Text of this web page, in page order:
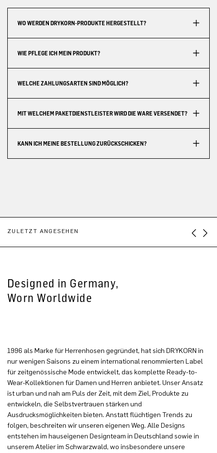
WO WERDEN DRYKORN-PRODUKTE HERGESTELLT?
WIE PFLEGE ICH MEIN PRODUKT?
WELCHE ZAHLUNGSARTEN SIND MÖGLICH?
MIT WELCHEM PAKETDIENSTLEISTER WIRD DIE WARE VERSENDET?
KANN ICH MEINE BESTELLUNG ZURÜCKSCHICKEN?
ZULETZT ANGESEHEN
Designed in Germany,
Worn Worldwide
1996 als Marke für Herrenhosen gegründet, hat sich DRYKORN in
nur wenigen Saisons zu einem international renommierten Label
für zeitgenössische Mode entwickelt, das komplette Ready-to-
Wear-Kollektionen für Damen und Herren anbietet. Unser Ansatz
ist urban und nah am Puls der Zeit, mit dem Ziel, Produkte zu
entwickeln, die Selbstvertrauen stärken und
Ausdrucksmöglichkeiten bieten. Anstatt flüchtigen Trends zu
folgen, beschreiten wir unseren eigenen Weg. Alle Designs
entstehen im hauseigenen Designteam in Deutschland sowie in
unserem Atelier im Schwarzwald, wo insbesondere unsere